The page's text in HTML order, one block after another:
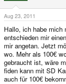
r
t
e
r
Aug 23, 2011
Hallo, ich habe mich
entschieden mir
mir angetan. Jetzt
wo. Mehr als 100€
gebraucht ist, wäre
fiden kann mit SD
auch für 100€